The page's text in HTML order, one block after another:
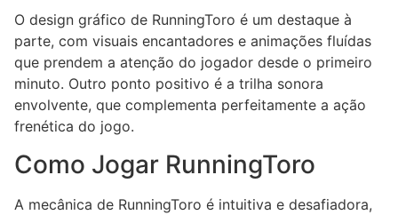
O design gráfico de RunningToro é um destaque à
parte, com visuais encantadores e animações fluídas
que prendem a atenção do jogador desde o primeiro
minuto. Outro ponto positivo é a trilha sonora
envolvente, que complementa perfeitamente a ação
frenética do jogo.
Como Jogar RunningToro
A mecânica de RunningToro é intuitiva e desafiadora,